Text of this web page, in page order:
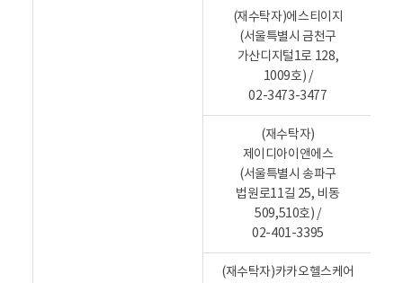
(재수탁자)에스티이지
(서울특별시 금천구
가산디지털1로 128,
1009호) /
02-3473-3477
(재수탁자)
제이디아이앤에스
(서울특별시 송파구
법원로11길 25, 비동
509,510호) /
02-401-3395
(재수탁자)카카오헬스케어